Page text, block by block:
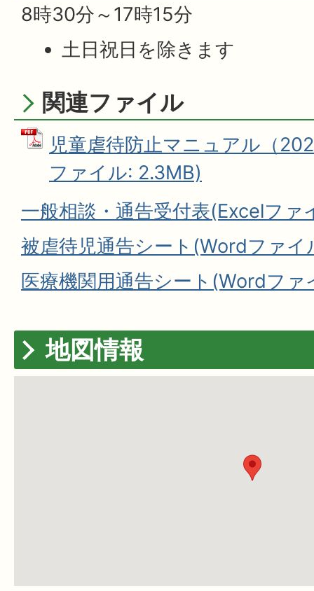
8時30分～17時15分
土日祝日を除きます
関連ファイル
児童虐待防止マニュアル（
ファイル: 2.3MB)
一般相談・通告受付表(Excelファ
被虐待児通告シート(Wordファイ
医療機関用通告シート(Wordフ
地図情報